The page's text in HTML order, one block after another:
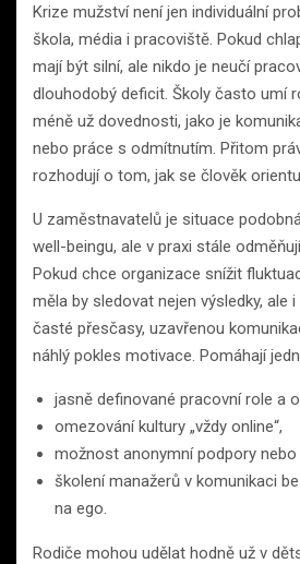
Krize mužství není jen individuální
škola, média i pracoviště. Pokud
mají být silní, ale nikdo je neučí
dlouhodobý deficit. Školy často umí
méně už dovednosti, jako je
nebo práce s odmítnutím. Přitom
rozhodují o tom, jak se člověk
U zaměstnavatelů je situace
well-beingu, ale v praxi stále
Pokud chce organizace snížit
měla by sledovat nejen výsledky, ale
časté přesčasy, uzavřenou
náhlý pokles motivace. Pomáhají
jasně definované pracovní role a
omezování kultury „vždy online“,
možnost anonymní podpory nebo
školení manažerů v komunikaci
na ego.
Rodiče mohou udělat hodně už v